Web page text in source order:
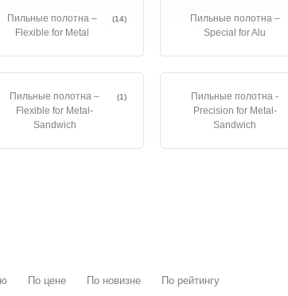
Пильные полотна –
Flexible for Metal
(14)
Пильные полотна –
Special for Alu
Пильные полотна –
Flexible for Metal-
Sandwich
(1)
Пильные полотна -
Precision for Metal-
Sandwich
По цене По новизне По рейтингу